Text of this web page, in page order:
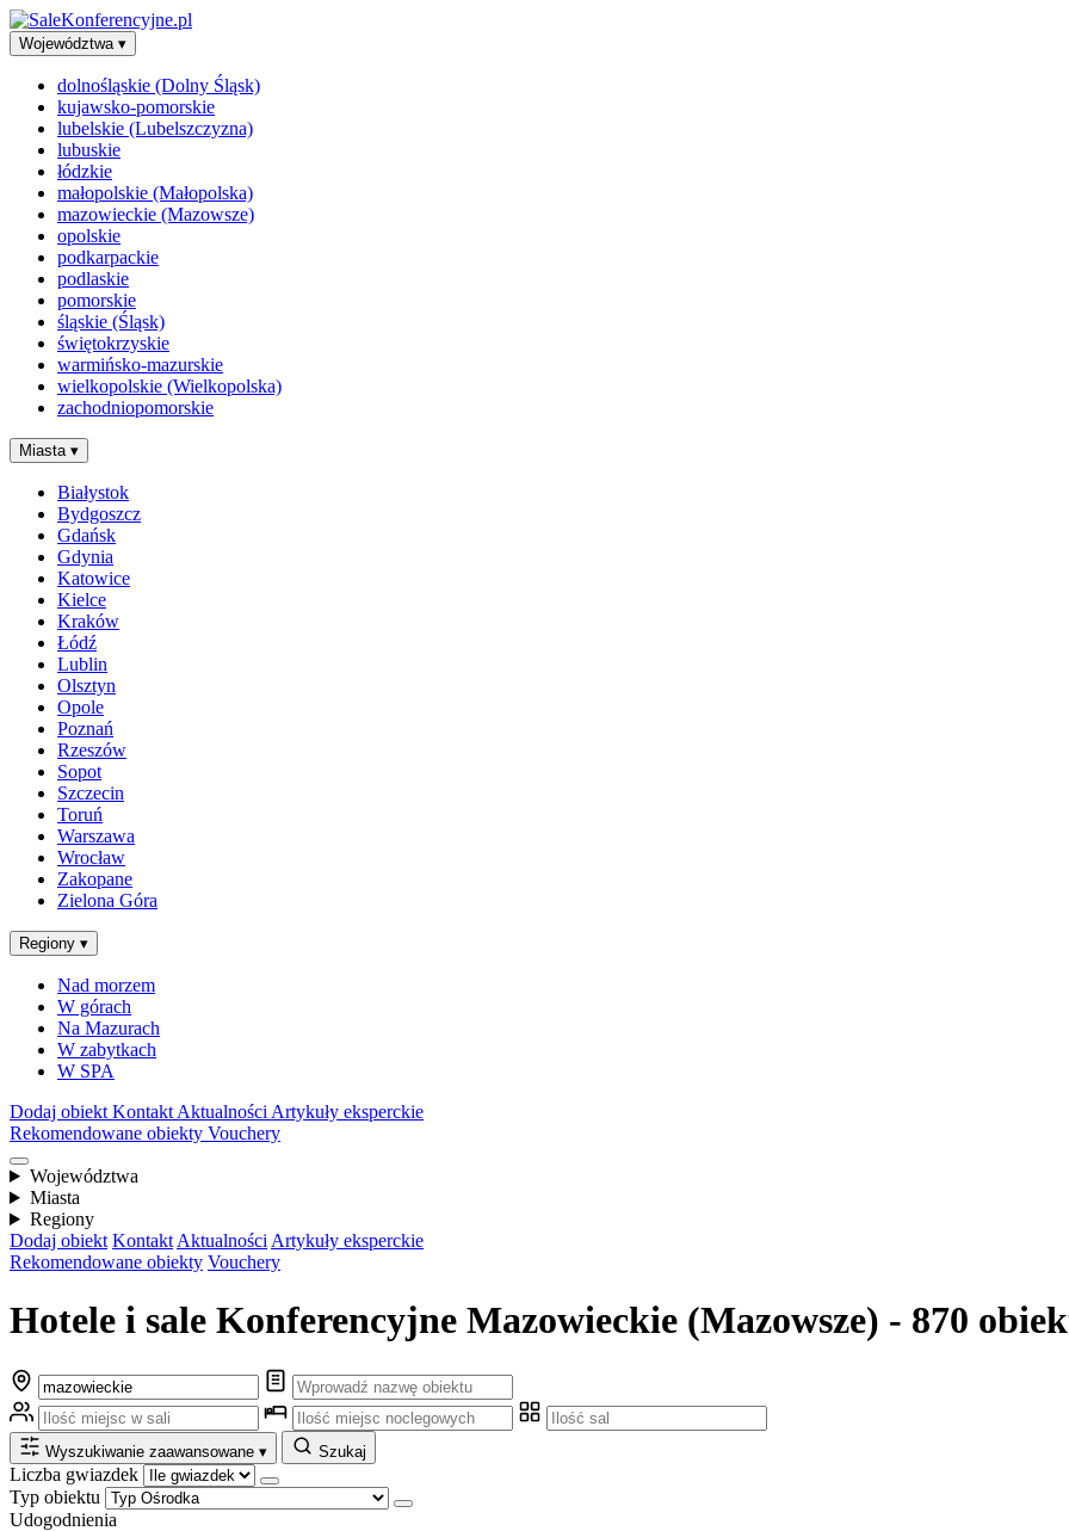
Województwa ▾
dolnośląskie (Dolny Śląsk)
kujawsko-pomorskie
lubelskie (Lubelszczyzna)
lubuskie
łódzkie
małopolskie (Małopolska)
mazowieckie (Mazowsze)
opolskie
podkarpackie
podlaskie
pomorskie
śląskie (Śląsk)
świętokrzyskie
warmińsko-mazurskie
wielkopolskie (Wielkopolska)
zachodniopomorskie
Miasta ▾
Białystok
Bydgoszcz
Gdańsk
Gdynia
Katowice
Kielce
Kraków
Łódź
Lublin
Olsztyn
Opole
Poznań
Rzeszów
Sopot
Szczecin
Toruń
Warszawa
Wrocław
Zakopane
Zielona Góra
Regiony ▾
Nad morzem
W górach
Na Mazurach
W zabytkach
W SPA
Dodaj obiekt Kontakt Aktualności Artykuły eksperckie
Rekomendowane obiekty Vouchery
Województwa
Miasta
Regiony
Dodaj obiekt Kontakt Aktualności Artykuły eksperckie
Rekomendowane obiekty Vouchery
Hotele i sale Konferencyjne Mazowieckie (Mazowsze) - 870
Wyszukiwanie zaawansowane ▾ Szukaj
Liczba gwiazdek
Typ obiektu
Udogodnienia